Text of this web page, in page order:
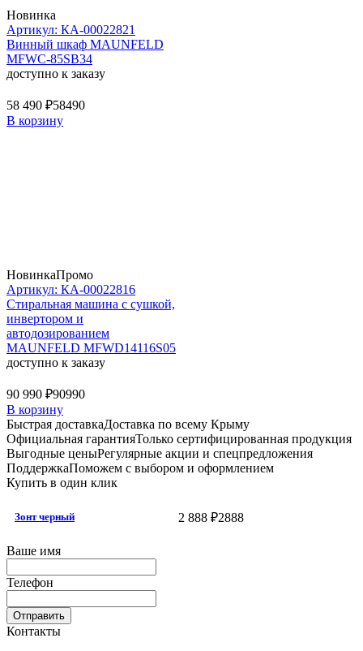
Новинка
Артикул: КА-00022821
Винный шкаф MAUNFELD
MFWC-85SB34
доступно к заказу
58 490 ₽58490
В корзину
НовинкаПромо
Артикул: КА-00022816
Стиральная машина c сушкой,
инвертором и
автодозированием
MAUNFELD MFWD14116S05
доступно к заказу
90 990 ₽90990
В корзину
Быстрая доставкаДоставка по всему Крыму
Официальная гарантияТолько сертифицированная продукция
Выгодные ценыРегулярные акции и спецпредложения
ПоддержкаПоможем с выбором и оформлением
Купить в один клик
Зонт черный 2 888 ₽2888
Ваше имя
Телефон
Отправить
Контакты